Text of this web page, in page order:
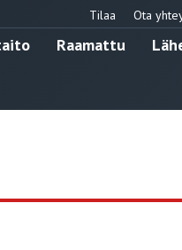
Tilaa Ota
Raamattu